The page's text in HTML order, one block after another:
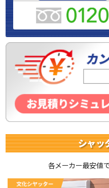
シャッ
各メーカー最安値